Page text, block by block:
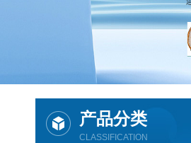
产品分类
CLASSIFICATION